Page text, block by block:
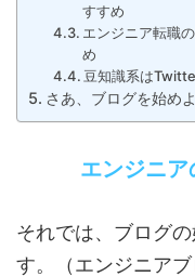
すすめ
エンジニア転職
め
豆知識系は
さあ、ブログを始め
エンジニ
それでは、ブログ
す。（エンジニア